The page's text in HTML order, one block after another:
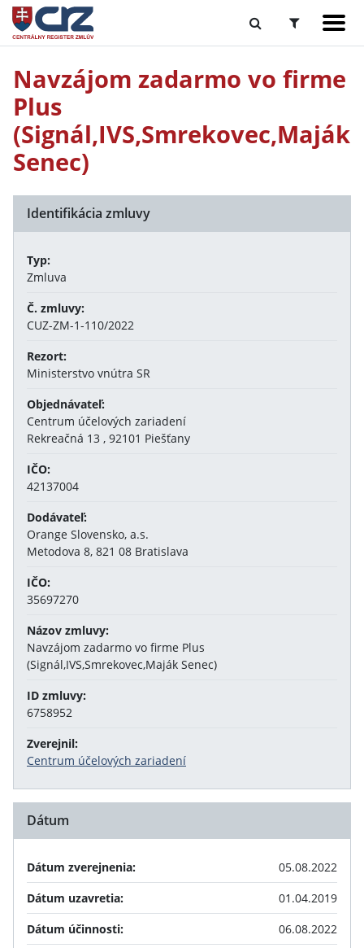
Navzájom zadarmo vo firme
Plus
(Signál,IVS,Smrekovec,Maják
Senec)
Identifikácia zmluvy
Typ:
Zmluva
Č. zmluvy:
CUZ-ZM-1-110/2022
Rezort:
Ministerstvo vnútra SR
Objednávateľ:
Centrum účelových zariadení
Rekreačná 13 , 92101 Piešťany
IČO:
42137004
Dodávateľ:
Orange Slovensko, a.s.
Metodova 8, 821 08 Bratislava
IČO:
35697270
Názov zmluvy:
Navzájom zadarmo vo firme Plus
(Signál,IVS,Smrekovec,Maják Senec)
ID zmluvy:
6758952
Zverejnil:
Centrum účelových zariadení
Dátum
Dátum zverejnenia:
05.08.2022
Dátum uzavretia:
01.04.2019
Dátum účinnosti:
06.08.2022